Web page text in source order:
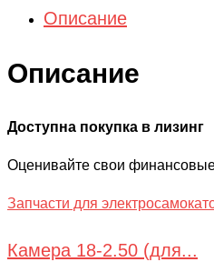
Описание
Описание
Доступна покупка в лизинг
Оценивайте свои
Запчасти для
Камера 18-2.50 (для...